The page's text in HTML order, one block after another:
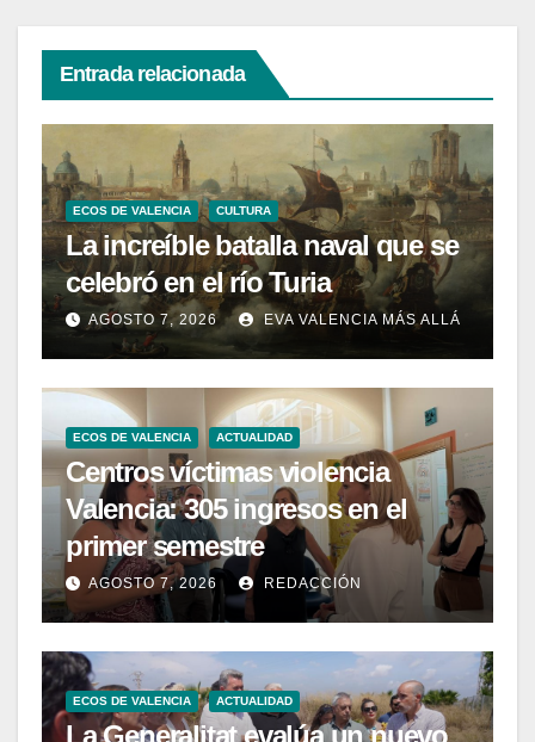
Entrada relacionada
ECOS DE VALENCIA CULTURA
La increíble batalla naval que se
celebró en el río Turia
AGOSTO 7, 2026 EVA VALENCIA MÁS ALLÁ
ECOS DE VALENCIA ACTUALIDAD
Centros víctimas violencia
Valencia: 305 ingresos en el
primer semestre
AGOSTO 7, 2026 REDACCIÓN
ECOS DE VALENCIA ACTUALIDAD